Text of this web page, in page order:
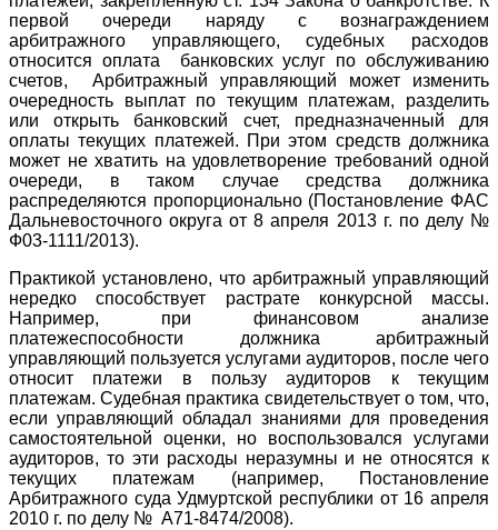
первой очереди наряду с вознаграждением
арбитражного управляющего, судебных расходов
относится оплата банковских услуг по обслуживанию
счетов, Арбитражный управляющий может изменить
очередность выплат по текущим платежам, разделить
или открыть банковский счет, предназначенный для
оплаты текущих платежей. При этом средств должника
может не хватить на удовлетворение требований одной
очереди, в таком случае средства должника
распределяются пропорционально (Постановление ФАС
Дальневосточного округа от 8 апреля 2013 г. по делу №
Ф03-1111/2013).
Практикой установлено, что арбитражный управляющий
нередко способствует растрате конкурсной массы.
Например, при финансовом анализе
платежеспособности должника арбитражный
управляющий пользуется услугами аудиторов, после чего
относит платежи в пользу аудиторов к текущим
платежам. Судебная практика свидетельствует о том, что,
если управляющий обладал знаниями для проведения
самостоятельной оценки, но воспользовался услугами
аудиторов, то эти расходы неразумны и не относятся к
текущих платежам (например, Постановление
Арбитражного суда Удмуртской республики от 16 апреля
2010 г. по делу № А71-8474/2008).